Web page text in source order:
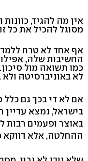
אין מה להגיד,
מסוגל להכיל את כל
אף אחד לא טרח
החשיבות שלה,
כמו תשואה מול
לא באוניברסיטה
אם לא די בכך גם כלל
בישראל, נמצא
באוצר ופעמים רבות
ההחלטה, אלא